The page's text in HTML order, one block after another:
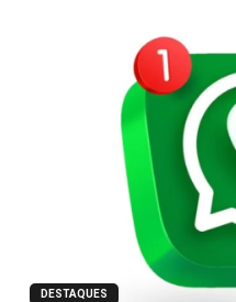
DESTAQUES